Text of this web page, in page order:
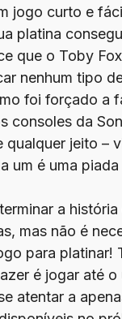
jogo curto e
platina
que o Toby
nenhum tipo
foi forçado a
consoles da
qualquer jeito –
um é uma
a
mas não é
para platinar!
é jogar até o
atentar a